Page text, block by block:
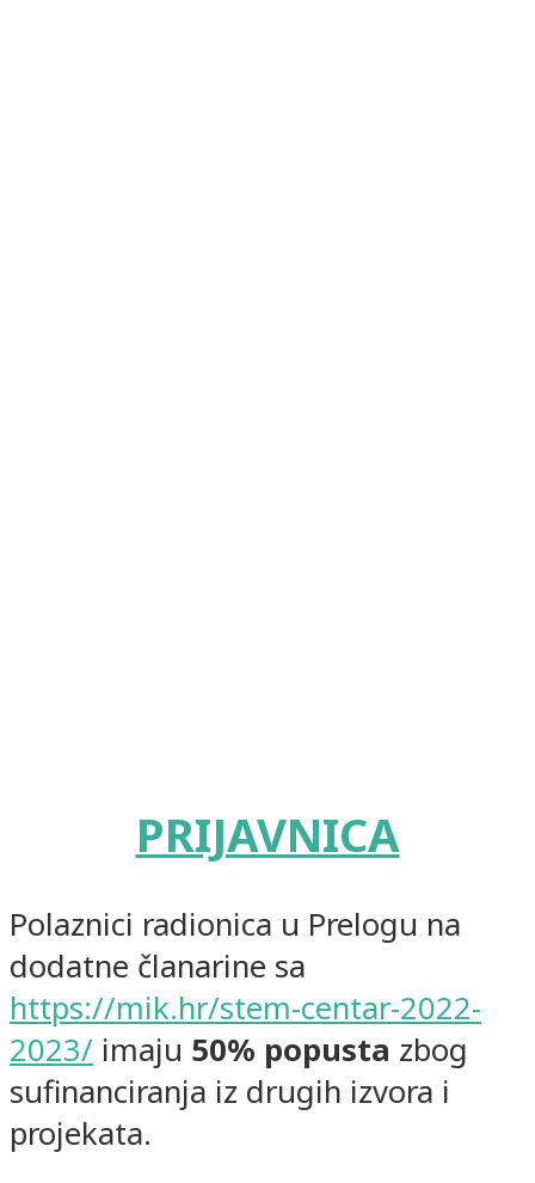
PRIJAVNICA
Polaznici radionica u Prelogu na
dodatne članarine sa
https://mik.hr/stem-centar-2022-
2023/ imaju 50% popusta zbog
sufinanciranja iz drugih izvora i
projekata.